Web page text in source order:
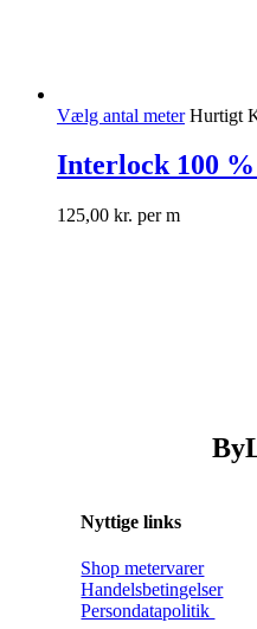
Vælg antal meter Hurtigt
Interlock 100
125,00 kr. per m
Nyttige links
Shop metervarer
Handelsbetingelser
Persondatapolitik